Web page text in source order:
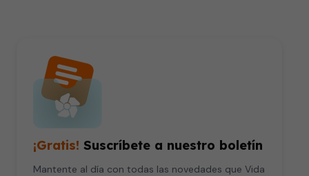
¡Gratis! Suscríbete a nuestro boletín
Mantente al día con todas las novedades que Vida